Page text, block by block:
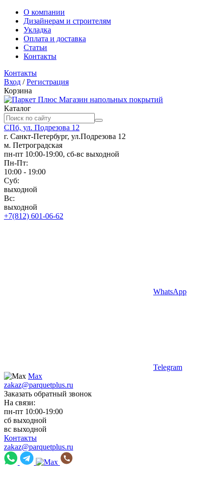
О компании
Дизайнерам и строителям
Укладка
Оплата и доставка
Статьи
Контакты
Контакты
Вход /Регистрация
Корзина
Магазин напольных покрытий
Каталог
СПб, ул. Подрезова 12
г. Санкт-Петербург, ул.Подрезова 12
м. Петроградская
пн-пт 10:00-19:00, сб-вс выходной
Пн-Пт:
10:00 - 19:00
Суб:
выходной
Вс:
выходной
+7(812) 601-06-62
WhatsApp
Telegram
Max
zakaz@parquetplus.ru
Заказать обратный звонок
На связи:
пн-пт 10:00-19:00
сб выходной
вс выходной
Контакты
zakaz@parquetplus.ru